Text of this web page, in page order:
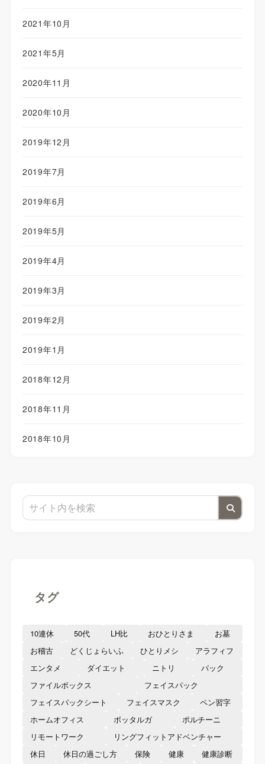
2021年10月
2021年5月
2020年11月
2020年10月
2019年12月
2019年7月
2019年6月
2019年5月
2019年4月
2019年3月
2019年2月
2019年1月
2018年12月
2018年11月
2018年10月
タグ
10連休 50代 LH比 おひとりさま
お墓
お稽古
どくじょらいふ ひとりメシ
アラフィフ
エンタメ
ダイエット ニトリ
パック
ファイルボックス
フェイスパック
フェイスパックシート
フェイスマスク
ペン習字
ホームオフィス
ボッタルガ
ポルチーニ
リモートワーク
リングフィットアドベンチャー
休日
休日の過ごし方 保険 健康 健康診断